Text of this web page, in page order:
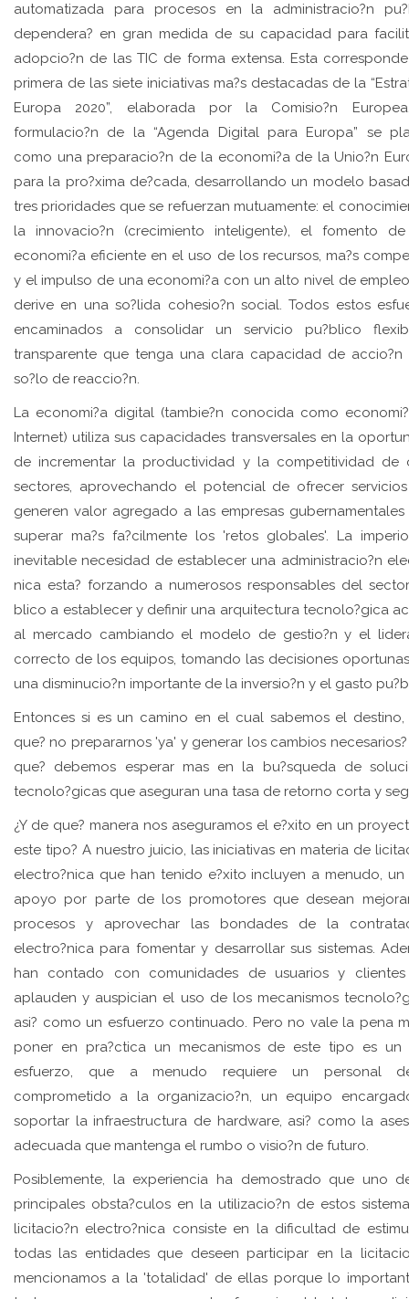
automatizada para procesos en la administracio?n
dependera? en gran medida de su capacidad para
adopcio?n de las TIC de forma extensa. Esta
primera de las siete iniciativas ma?s destacadas de la
Europa 2020”, elaborada por la Comisio?n
formulacio?n de la “Agenda Digital para Europa” se
como una preparacio?n de la economi?a de la Unio?n
para la pro?xima de?cada, desarrollando un modelo
tres prioridades que se refuerzan mutuamente: el
la innovacio?n (crecimiento inteligente), el fomento
economi?a eficiente en el uso de los recursos, ma?s
y el impulso de una economi?a con un alto nivel de
derive en una so?lida cohesio?n social. Todos estos
encaminados a consolidar un servicio pu?blico
transparente que tenga una clara capacidad de accio?n
so?lo de reaccio?n.
La economi?a digital (tambie?n conocida como
Internet) utiliza sus capacidades transversales en la
de incrementar la productividad y la competitividad de
sectores, aprovechando el potencial de ofrecer
generen valor agregado a las empresas gubernamentales
superar ma?s fa?cilmente los 'retos globales'. La
inevitable necesidad de establecer una administracio?n
nica esta? forzando a numerosos responsables del
blico a establecer y definir una arquitectura tecnolo?gica
al mercado cambiando el modelo de gestio?n y el
correcto de los equipos, tomando las decisiones
una disminucio?n importante de la inversio?n y el gasto
Entonces si es un camino en el cual sabemos el destino,
que? no prepararnos 'ya' y generar los cambios
que? debemos esperar mas en la bu?squeda de
tecnolo?gicas que aseguran una tasa de retorno corta y
¿Y de que? manera nos aseguramos el e?xito en un
este tipo? A nuestro juicio, las iniciativas en materia de
electro?nica que han tenido e?xito incluyen a menudo, un
apoyo por parte de los promotores que desean
procesos y aprovechar las bondades de la
electro?nica para fomentar y desarrollar sus sistemas.
han contado con comunidades de usuarios y
aplauden y auspician el uso de los mecanismos
asi? como un esfuerzo continuado. Pero no vale la pena
poner en pra?ctica un mecanismos de este tipo es un
esfuerzo, que a menudo requiere un personal
comprometido a la organizacio?n, un equipo
soportar la infraestructura de hardware, asi? como la
adecuada que mantenga el rumbo o visio?n de futuro.
Posiblemente, la experiencia ha demostrado que uno
principales obsta?culos en la utilizacio?n de estos
licitacio?n electro?nica consiste en la dificultad de
todas las entidades que deseen participar en la
mencionamos a la 'totalidad' de ellas porque lo